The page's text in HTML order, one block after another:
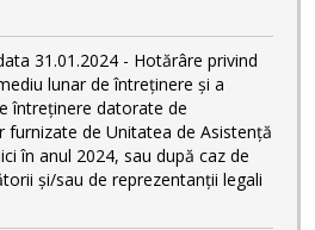
31.01.2024 - Hotărâre privind
lunar de întreținere și a
întreținere datorate de
furnizate de Unitatea de Asistență
în anul 2024, sau după caz de
și/sau de reprezentanții legali